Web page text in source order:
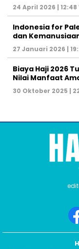
24 April 2026 | 12:48
Indonesia for
dan
27 Januari 2026 |
Biaya Haji 2026
Nilai Manfaat
30 Oktober 2025 |